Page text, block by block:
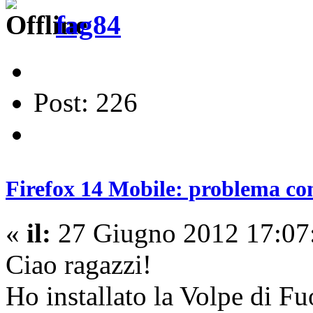
fag84
Post: 226
Firefox 14 Mobile: problema
« il: 27 Giugno 2012
Ciao ragazzi!
Ho installato la Volpe di